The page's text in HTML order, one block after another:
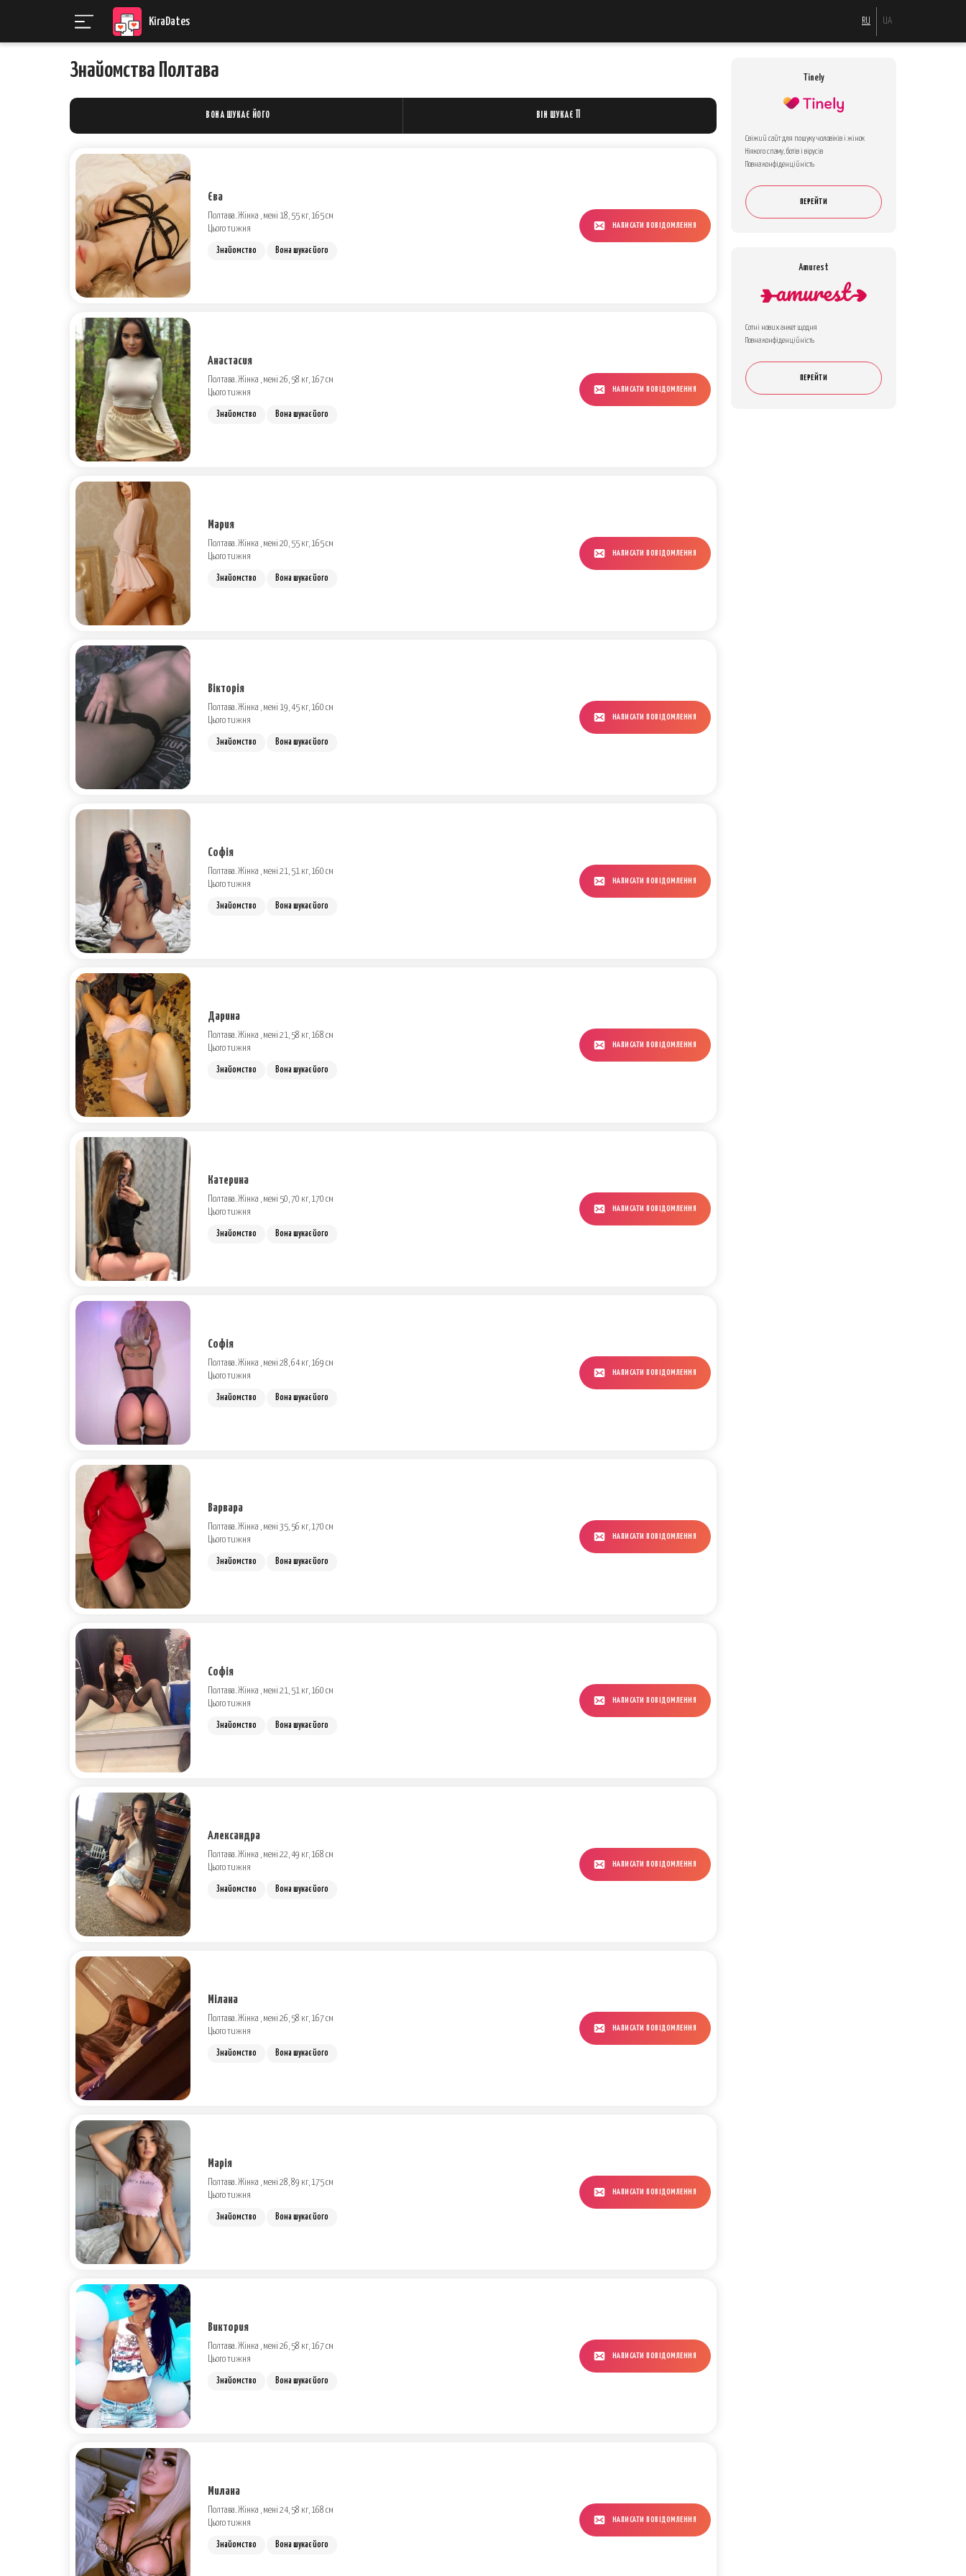
KiraDates RU UA
Знайомства Полтава
ВОНА ШУКАЄ ЙОГО ВІН ШУКАЄ ЇЇ
Єва
Полтава. Жінка , мені 18, 55 кг, 165 см
Цього тижня
Знайомство Вона шукає його
НАПИСАТИ ПОВІДОМЛЕННЯ
Анастасия
Полтава. Жінка , мені 26, 58 кг, 167 см
Цього тижня
Знайомство Вона шукає його
НАПИСАТИ ПОВІДОМЛЕННЯ
Мария
Полтава. Жінка , мені 20, 55 кг, 165 см
Цього тижня
Знайомство Вона шукає його
НАПИСАТИ ПОВІДОМЛЕННЯ
Вікторія
Полтава. Жінка , мені 19, 45 кг, 160 см
Цього тижня
Знайомство Вона шукає його
НАПИСАТИ ПОВІДОМЛЕННЯ
Софія
Полтава. Жінка , мені 21, 51 кг, 160 см
Цього тижня
Знайомство Вона шукає його
НАПИСАТИ ПОВІДОМЛЕННЯ
Дарина
Полтава. Жінка , мені 21, 58 кг, 168 см
Цього тижня
Знайомство Вона шукає його
НАПИСАТИ ПОВІДОМЛЕННЯ
Катерина
Полтава. Жінка , мені 50, 70 кг, 170 см
Цього тижня
Знайомство Вона шукає його
НАПИСАТИ ПОВІДОМЛЕННЯ
Софія
Полтава. Жінка , мені 28, 64 кг, 169 см
Цього тижня
Знайомство Вона шукає його
НАПИСАТИ ПОВІДОМЛЕННЯ
Варвара
Полтава. Жінка , мені 35, 56 кг, 170 см
Цього тижня
Знайомство Вона шукає його
НАПИСАТИ ПОВІДОМЛЕННЯ
Софія
Полтава. Жінка , мені 21, 51 кг, 160 см
Цього тижня
Знайомство Вона шукає його
НАПИСАТИ ПОВІДОМЛЕННЯ
Александра
Полтава. Жінка , мені 22, 49 кг, 168 см
Цього тижня
Знайомство Вона шукає його
НАПИСАТИ ПОВІДОМЛЕННЯ
Мілана
Полтава. Жінка , мені 26, 58 кг, 167 см
Цього тижня
Знайомство Вона шукає його
НАПИСАТИ ПОВІДОМЛЕННЯ
Марія
Полтава. Жінка , мені 28, 89 кг, 175 см
Цього тижня
Знайомство Вона шукає його
НАПИСАТИ ПОВІДОМЛЕННЯ
Виктория
Полтава. Жінка , мені 26, 58 кг, 167 см
Цього тижня
Знайомство Вона шукає його
НАПИСАТИ ПОВІДОМЛЕННЯ
Милана
Полтава. Жінка , мені 24, 58 кг, 168 см
Цього тижня
Знайомство Вона шукає його
НАПИСАТИ ПОВІДОМЛЕННЯ
Tinely
Свіжий сайт для пошуку чоловіків і жінок
Ніякого спаму, ботів і вірусів
Повна конфіденційність
ПЕРЕЙТИ
Amurest
Сотні нових анкет щодня
Повна конфіденційність
ПЕРЕЙТИ